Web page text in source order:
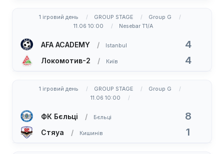
1 ігровий день GROUP STAGE
Group G
11.06 10:00
Nesebar T1/A
AFA ACADEMY Istanbul 4
Локомотив-2 Київ 4
1 ігровий день GROUP STAGE
Group G
11.06 10:00
ФК Бєльці Бєльці 8
Стяуа Кишинів 1